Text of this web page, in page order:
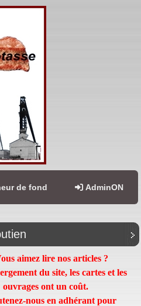
de fond AdminON
aimez lire nos articles ?
du site, les cartes et les
ouvrages ont un coût.
nous en adhérant pour